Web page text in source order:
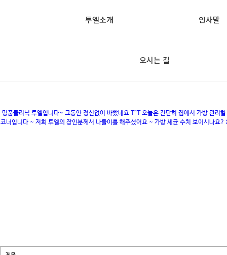
투엘소개 인사말
오시는 길
명품클리닉 투엘입니다~ 그동안 정신없이 바빴네요 T^T 오늘은 간단히 집에서 가방 관
코너입니다 ~ 저희 투엘의 장인분께서 나들이를 해주셨어요 ~ 가방 세균 수치 보이시나